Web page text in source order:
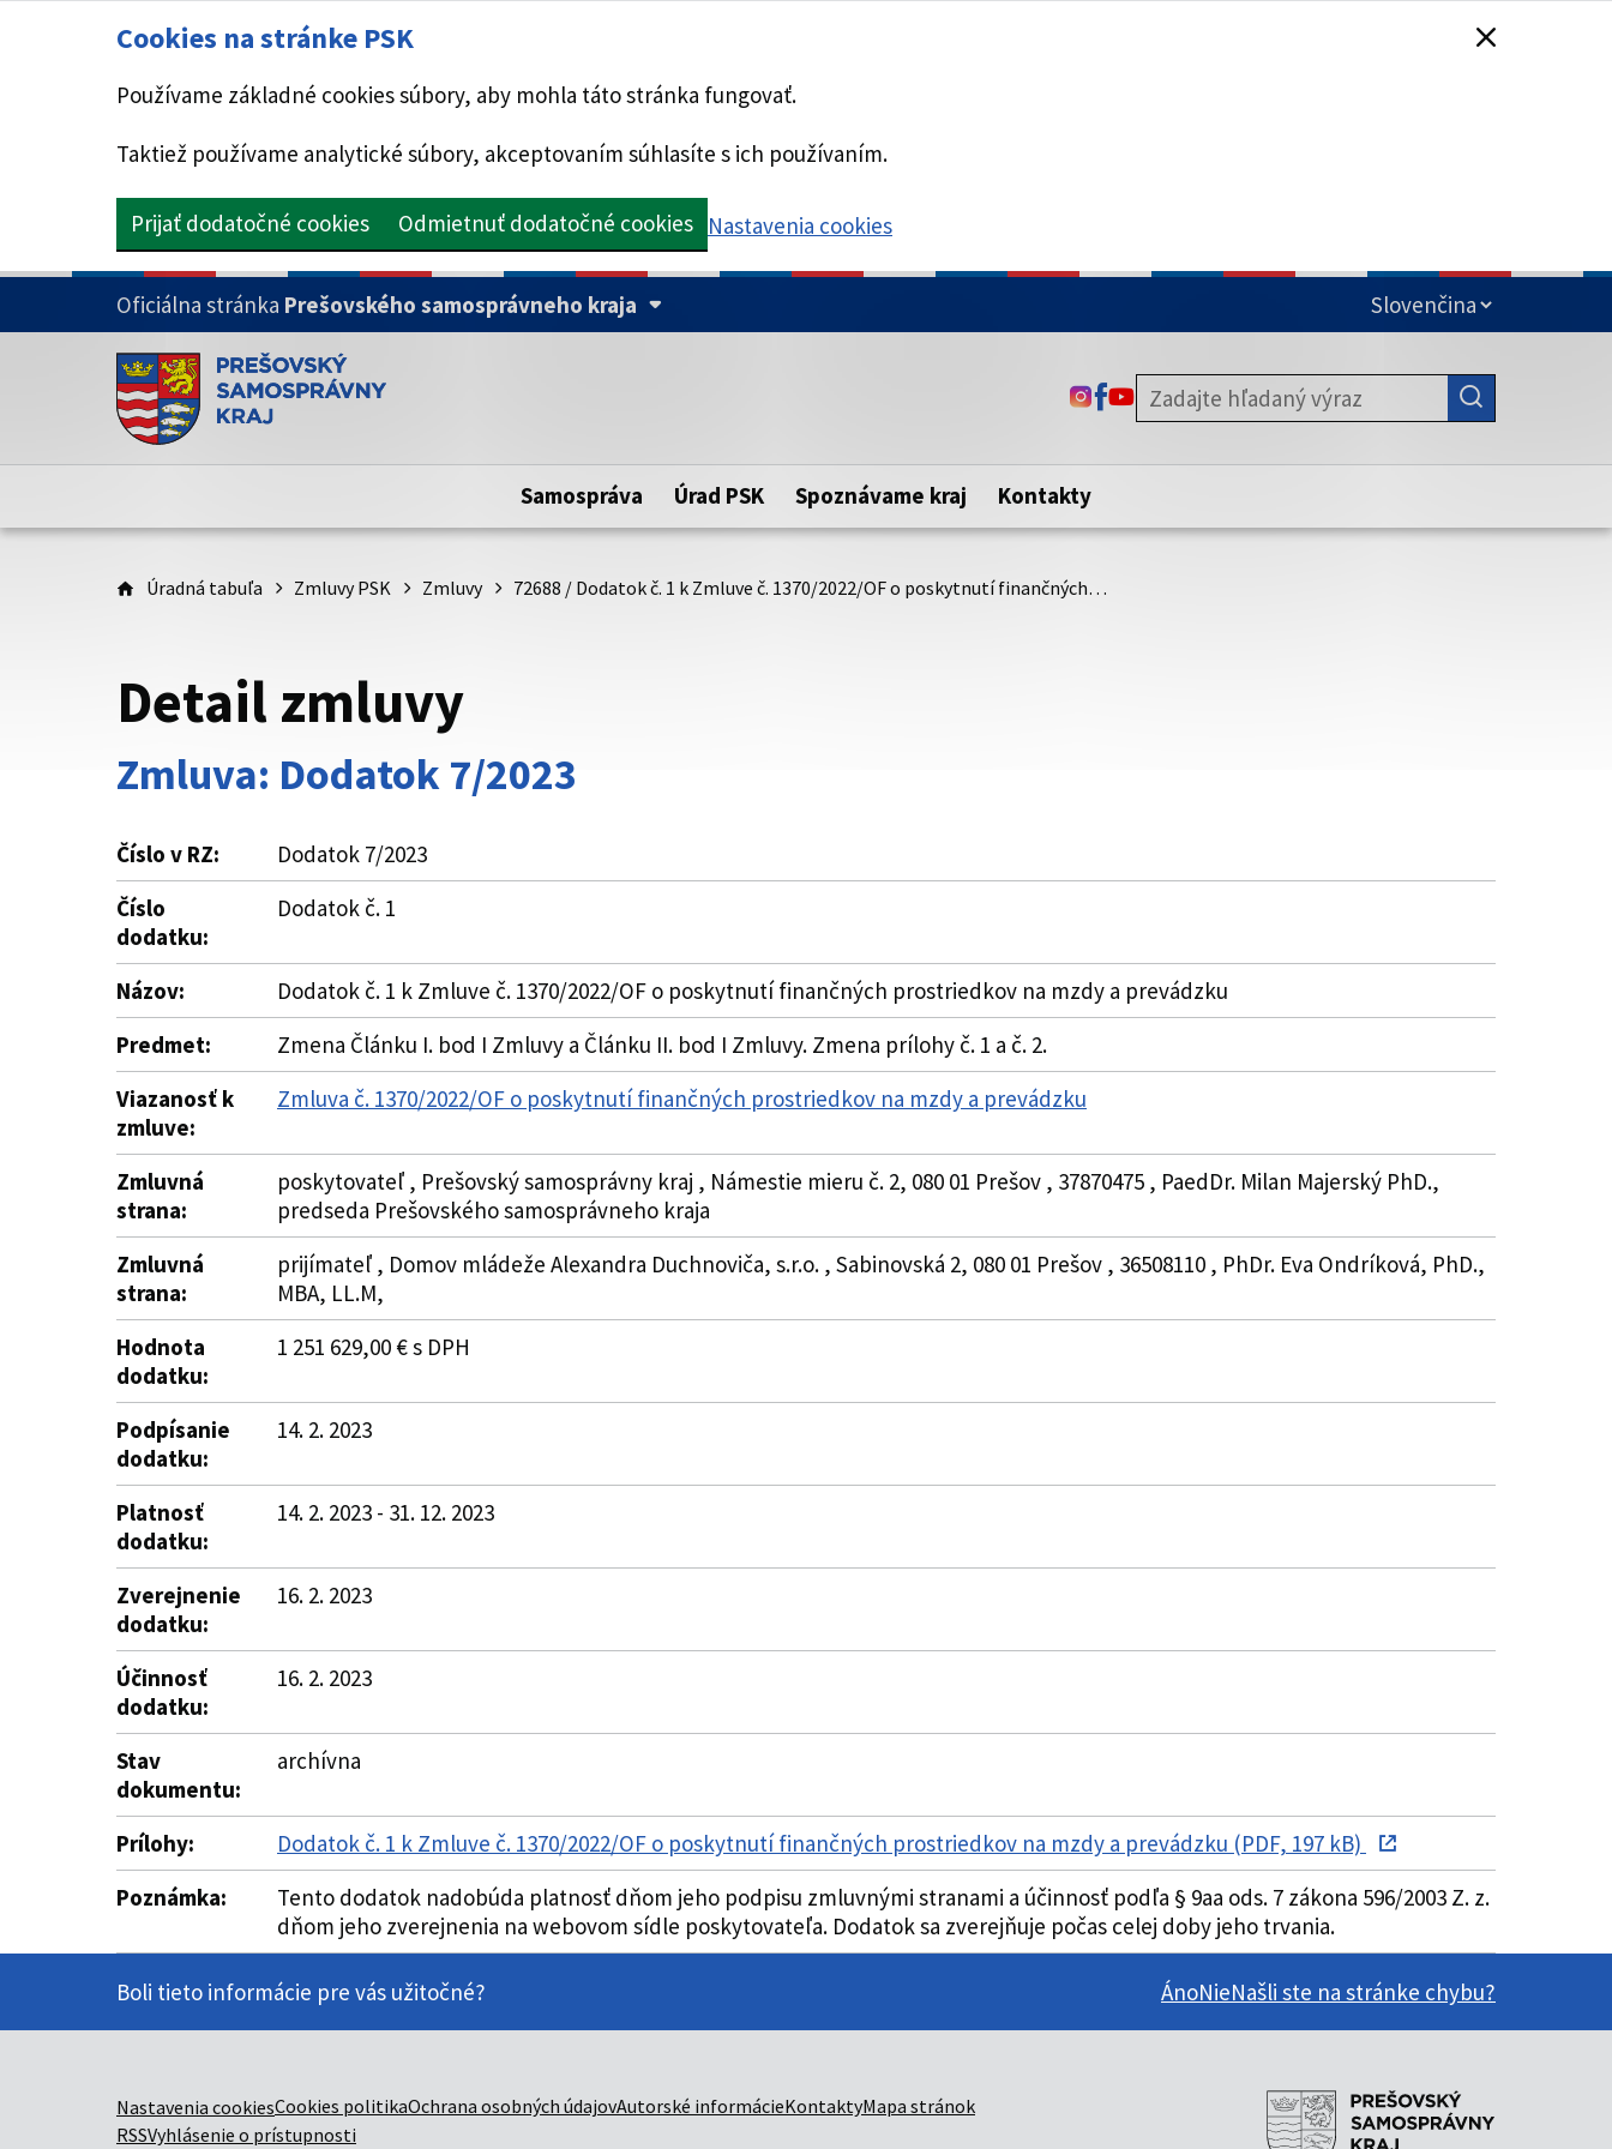
Cookies na stránke PSK
Používame základné cookies súbory, aby mohla táto stránka fungovať.
Taktiež používame analytické súbory, akceptovaním súhlasíte s ich používaním.
Prijať dodatočné cookies Odmietnuť dodatočné cookies Nastavenia cookies
PRESKOČIŤ NA HLAVNÝ OBSAH
Oficiálna stránka Prešovského samosprávneho kraja
Doména psk.sk je oficiálna
Toto je oficiálna webová stránka Prešovského samosprávneho kraja.
Táto stránka je zabezpečená
zabezpečenú webovú stránku. Zabezpečená stránka vždy začína
https:// pred názvom domény webového sídla.
ODKAZ SA OTVORÍ NA NOVEJ KARTE
ODKAZ SA OTVORÍ NA NOVEJ KARTE
ODKAZ SA OTVORÍ NA NOVEJ KARTE
Samospráva Úrad PSK Spoznávame kraj Kontakty
Úradná tabuľa Zmluvy PSK Zmluvy 72688 / Dodatok č. 1 k Zmluve č. 1370/2022/OF o poskytnutí finančných…
Detail zmluvy
Zmluva: Dodatok 7/2023
Číslo v RZ:
Dodatok 7/2023
Číslo
dodatku:
Dodatok č. 1
Názov:
Dodatok č. 1 k Zmluve č. 1370/2022/OF o poskytnutí finančných prostriedkov na mzdy a prevádzku
Predmet:
Zmena Článku I. bod I Zmluvy a Článku II. bod I Zmluvy. Zmena prílohy č. 1 a č. 2.
Viazanosť k
zmluve:
Zmluva č. 1370/2022/OF o poskytnutí finančných prostriedkov na mzdy a prevádzku
Zmluvná
strana:
poskytovateľ , Prešovský samosprávny kraj , Námestie mieru č. 2, 080 01 Prešov , 37870475 , PaedDr. Milan Majerský PhD.,
predseda Prešovského samosprávneho kraja
Zmluvná
strana:
prijímateľ , Domov mládeže Alexandra Duchnoviča, s.r.o. , Sabinovská 2, 080 01 Prešov , 36508110 , PhDr. Eva Ondríková, PhD.,
MBA, LL.M,
Hodnota
dodatku:
1 251 629,00 € s DPH
Podpísanie
dodatku:
14. 2. 2023
Platnosť
dodatku:
14. 2. 2023 - 31. 12. 2023
Zverejnenie
dodatku:
16. 2. 2023
Účinnosť
dodatku:
16. 2. 2023
Stav
dokumentu:
archívna
Prílohy:
Dodatok č. 1 k Zmluve č. 1370/2022/OF o poskytnutí finančných prostriedkov na mzdy a prevádzku (PDF, 197 kB)
Poznámka:
Tento dodatok nadobúda platnosť dňom jeho podpisu zmluvnými stranami a účinnosť podľa § 9aa ods. 7 zákona 596/2003 Z. z.
dňom jeho zverejnenia na webovom sídle poskytovateľa. Dodatok sa zverejňuje počas celej doby jeho trvania.
Boli tieto informácie pre vás užitočné? ÁnoNieNašli ste na stránke chybu?
Nastavenia cookiesCookies politikaOchrana osobných údajovAutorské informácieKontaktyMapa stránok
RSSVyhlásenie o prístupnosti